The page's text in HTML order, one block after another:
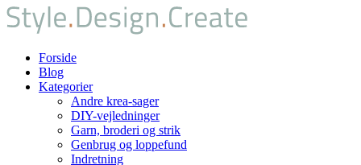
Forside
Blog
Kategorier
Andre krea-sager
DIY-vejledninger
Garn, broderi og strik
Genbrug og loppefund
Indretning